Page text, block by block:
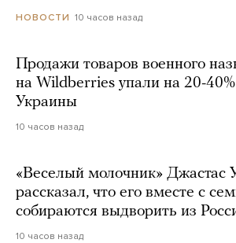
НОВОСТИ 10 часов назад
Продажи товаров военного
на Wildberries упали на 20-40%
Украины
10 часов назад
«Веселый молочник» Джастас
рассказал, что его вместе с
собираются выдворить из
10 часов назад